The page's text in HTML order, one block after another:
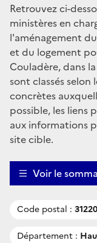
Retrouvez ci-
ministères en
l'aménagement
et du logement
Couladère, dans
sont classés
concrètes
possible, les liens
aux informations
site cible.
Voir le
Code postal : 31220
Département :